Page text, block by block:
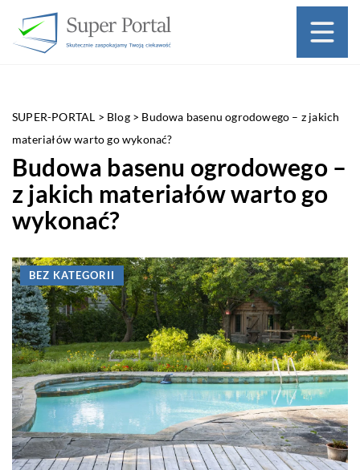
SUPER-PORTAL > Blog> Budowa basenu ogrodowego – z jakich
materiałów warto go wykonać?
Budowa basenu ogrodowego –
z jakich materiałów warto go
wykonać?
BEZ KATEGORII